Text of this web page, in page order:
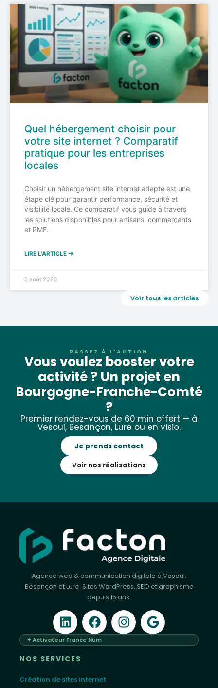
Quel hébergement choisir pour
votre site internet ? Comparatif
pratique pour les entreprises
locales
Choisir un hébergement site internet adapté est une
étape clé pour garantir performance, sécurité et
visibilité locale. Ce comparatif vous guide à travers
les solutions disponibles pour artisans, commerçants
et PME.
LIRE L'ARTICLE →
5 août 2026
Voir tous les articles
PASSEZ À L'ACTION
Vous voulez booster votre
activité ? Un projet en
Bourgogne-Franche-Comté
?
Premier rendez-vous de 60 min offert — à
Vesoul, Besançon, Lure ou en visio.
Je prends contact
Voir nos réalisations
Agence web & communication digitale à Vesoul,
Besançon et Lure. Sites WordPress, SEO et graphisme
depuis 15 ans.
✦ Activateur France Num
NOS SERVICES
Création de sites internet